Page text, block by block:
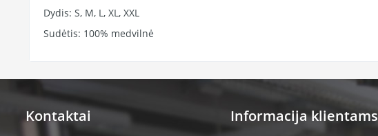
Dydis: S, M, L, XL, XXL
Sudėtis: 100% medvilnė
Kontaktai Informacija klientams